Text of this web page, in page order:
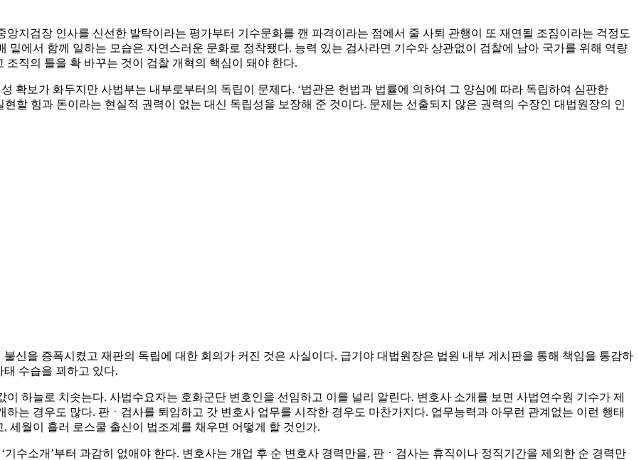
지검장 인사를 신선한 발탁이라는 평가부터 기수문화를 깬 파격이라는 점에서 줄 사퇴 관행이 또 재연될 조짐이라는 걱정도
밑에서 함께 일하는 모습은 자연스러운 문화로 정착됐다. 능력 있는 검사라면 기수와 상관없이 검찰에 남아 국가를 위해 역량
직의 틀을 확 바꾸는 것이 검찰 개혁의 핵심이 돼야 한다.
확보가 화두지만 사법부는 내부로부터의 독립이 문제다. ‘법관은 헌법과 법률에 의하여 그 양심에 따라 독립하여 심판한
할 힘과 돈이라는 현실적 권력이 없는 대신 독립성을 보장해 준 것이다. 문제는 선출되지 않은 권력의 수장인 대법원장의 인
신을 증폭시켰고 재판의 독립에 대한 회의가 커진 것은 사실이다. 급기야 대법원장은 법원 내부 게시판을 통해 책임을 통감하
수습을 꾀하고 있다.
하늘로 치솟는다. 사법수요자는 호화군단 변호인을 선임하고 이를 널리 알린다. 변호사 소개를 보면 사법연수원 기수가 제
는 경우도 많다. 판ㆍ검사를 퇴임하고 갓 변호사 업무를 시작한 경우도 마찬가지다. 업무능력과 아무런 관계없는 이런 행태
세월이 흘러 로스쿨 출신이 법조계를 채우면 어떻게 할 것인가.
수소개’부터 과감히 없애야 한다. 변호사는 개업 후 순 변호사 경력만을, 판ㆍ검사는 휴직이나 정직기간을 제외한 순 경력만